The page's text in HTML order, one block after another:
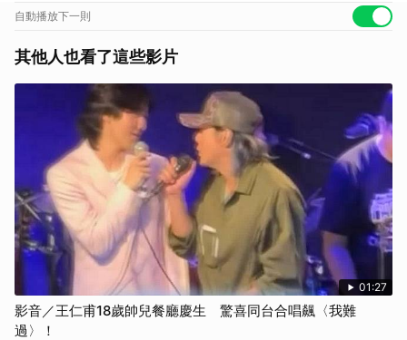
自動播放下一則
其他人也看了這些影片
01:27
影音／王仁甫18歲帥兒餐廳慶生 驚喜同台合唱飆〈我難
過〉！